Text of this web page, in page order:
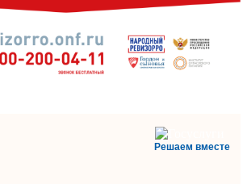
Решаем вместе